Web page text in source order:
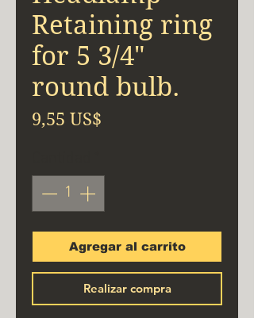
Retaining ring
for 5 3/4"
round bulb.
9,55 US$
Agregar al carrito
Realizar compra